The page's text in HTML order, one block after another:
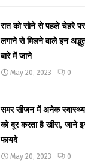
रात को सोने से पहले चेहरे
लगाने से मिलने वाले इन
बारे में जाने
May 20, 2023 0
समर सीजन में अनेक
को दूर करता है खीरा, जाने
फायदे
May 20, 2023 0